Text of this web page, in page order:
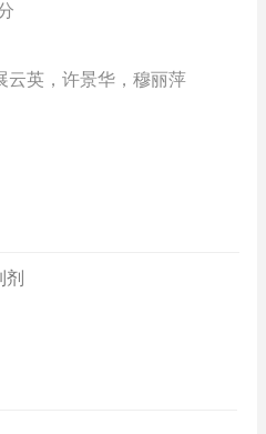
云英，许景华，穆丽萍